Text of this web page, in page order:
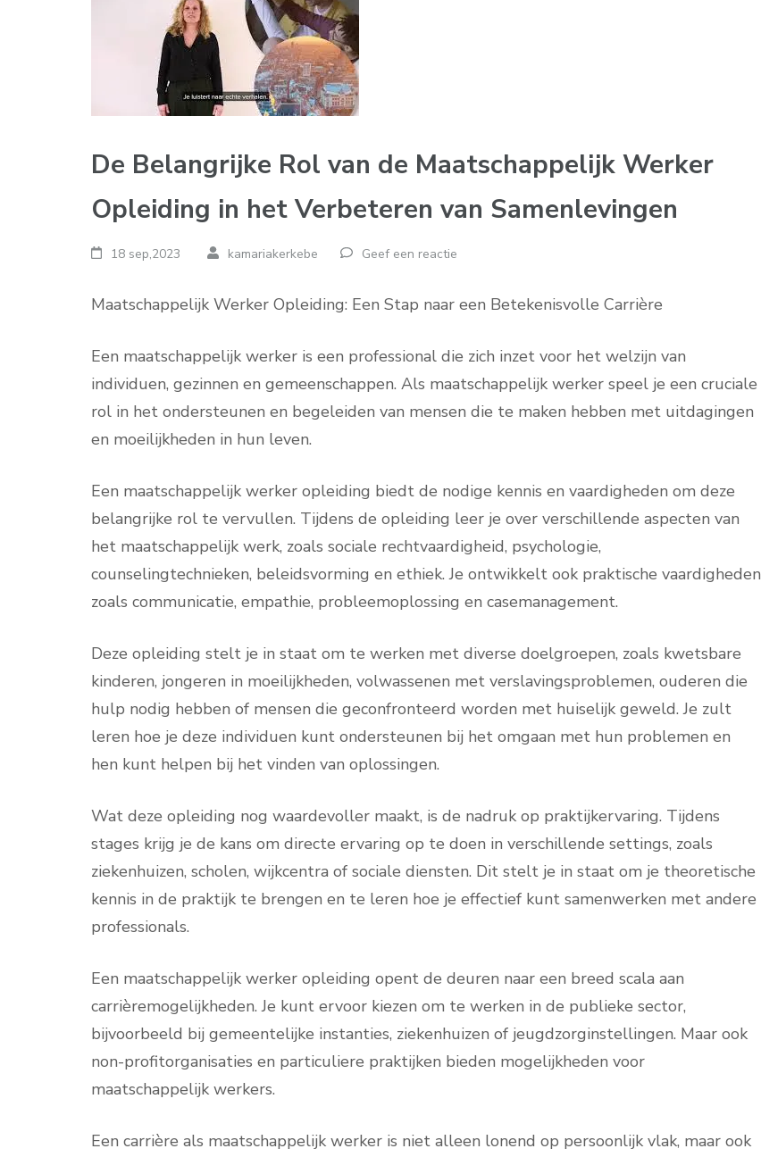
De Belangrijke Rol van de Maatschappelijk Werker
Opleiding in het Verbeteren van Samenlevingen
18 sep,2023 kamariakerkebe Geef een reactie
Maatschappelijk Werker Opleiding: Een Stap naar een Betekenisvolle Carrière
Een maatschappelijk werker is een professional die zich inzet voor het welzijn van
individuen, gezinnen en gemeenschappen. Als maatschappelijk werker speel je een cruciale
rol in het ondersteunen en begeleiden van mensen die te maken hebben met uitdagingen
en moeilijkheden in hun leven.
Een maatschappelijk werker opleiding biedt de nodige kennis en vaardigheden om deze
belangrijke rol te vervullen. Tijdens de opleiding leer je over verschillende aspecten van
het maatschappelijk werk, zoals sociale rechtvaardigheid, psychologie,
counselingtechnieken, beleidsvorming en ethiek. Je ontwikkelt ook praktische vaardigheden
zoals communicatie, empathie, probleemoplossing en casemanagement.
Deze opleiding stelt je in staat om te werken met diverse doelgroepen, zoals kwetsbare
kinderen, jongeren in moeilijkheden, volwassenen met verslavingsproblemen, ouderen die
hulp nodig hebben of mensen die geconfronteerd worden met huiselijk geweld. Je zult
leren hoe je deze individuen kunt ondersteunen bij het omgaan met hun problemen en
hen kunt helpen bij het vinden van oplossingen.
Wat deze opleiding nog waardevoller maakt, is de nadruk op praktijkervaring. Tijdens
stages krijg je de kans om directe ervaring op te doen in verschillende settings, zoals
ziekenhuizen, scholen, wijkcentra of sociale diensten. Dit stelt je in staat om je theoretische
kennis in de praktijk te brengen en te leren hoe je effectief kunt samenwerken met andere
professionals.
Een maatschappelijk werker opleiding opent de deuren naar een breed scala aan
carrièremogelijkheden. Je kunt ervoor kiezen om te werken in de publieke sector,
bijvoorbeeld bij gemeentelijke instanties, ziekenhuizen of jeugdzorginstellingen. Maar ook
non-profitorganisaties en particuliere praktijken bieden mogelijkheden voor
maatschappelijk werkers.
Een carrière als maatschappelijk werker is niet alleen lonend op persoonlijk vlak, maar ook